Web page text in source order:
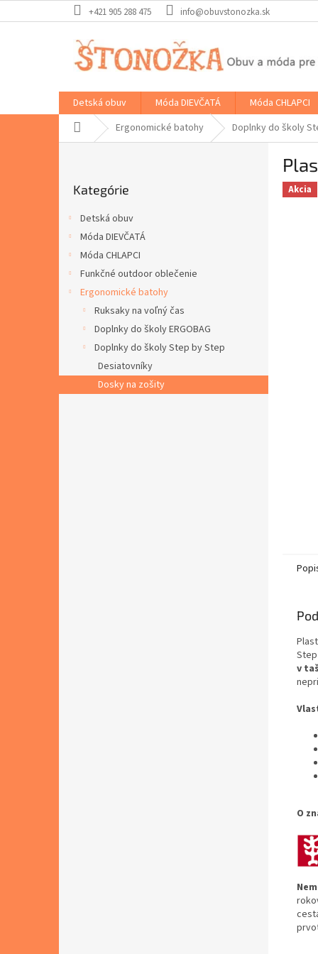
na
+421 905 288 475 info@obuvstonozka.sk
Detská obuv Móda DIEVČATÁ Móda CHLAPCI
DomovErgonomické batohy Doplnky do školy
kategórie
Kategórie
Detská obuv
Móda DIEVČATÁ
Móda CHLAPCI
Funkčné outdoor oblečenie
Ergonomické batohy
Ruksaky na voľný čas
Doplnky do školy ERGOBAG
Doplnky do školy Step by Step
Desiatovníky
Dosky na zošity
Akcia
v
O